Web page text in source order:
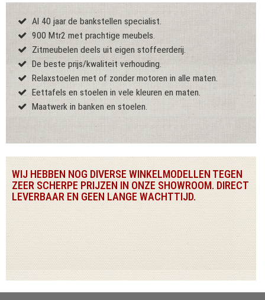
Al 40 jaar de bankstellen specialist.
900 Mtr2 met prachtige meubels.
Zitmeubelen deels uit eigen stoffeerderij.
De beste prijs/kwaliteit verhouding.
Relaxstoelen met of zonder motoren in alle maten.
Eettafels en stoelen in vele kleuren en maten.
Maatwerk in banken en stoelen.
WIJ HEBBEN NOG DIVERSE WINKELMODELLEN TEGEN
ZEER SCHERPE PRIJZEN IN ONZE SHOWROOM. DIRECT
LEVERBAAR EN GEEN LANGE WACHTTIJD.